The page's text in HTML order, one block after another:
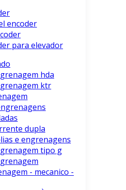
encoder
para elevador
hda
ktr
dupla
e engrenagens
tipo g
- mecanico -